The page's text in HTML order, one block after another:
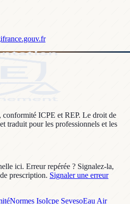
conformité ICPE et REP. Le droit de
traduit pour les professionnels et les
ici. Erreur repérée ? Signalez-la,
prescription. Signaler une erreur
Normes IsoIcpe SevesoEau Air